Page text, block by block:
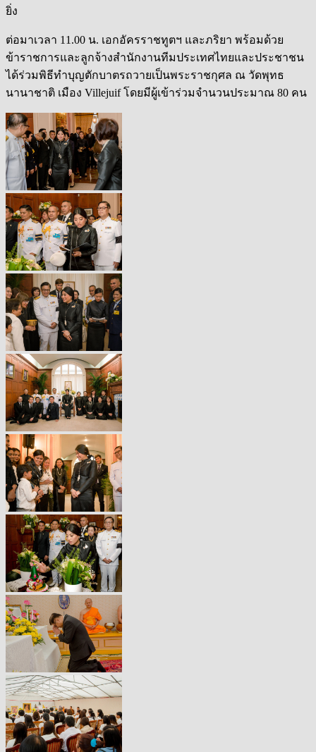
ยิ่ง
ต่อมาเวลา 11.00 น. เอกอัครราชทูตฯ และภริยา พร้อมด้วย
ข้าราชการและลูกจ้างสำนักงานทีมประเทศไทยและประชาชน
ได้ร่วมพิธีทำบุญตักบาตรถวายเป็นพระราชกุศล ณ วัดพุทธ
นานาชาติ เมือง Villejuif โดยมีผู้เข้าร่วมจำนวนประมาณ 80 คน